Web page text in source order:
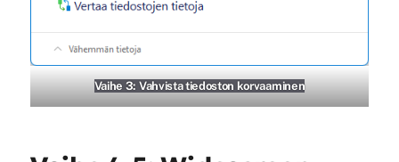
Vaihe 3: Vahvista tiedoston korvaaminen